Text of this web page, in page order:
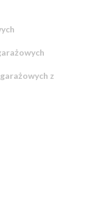
z